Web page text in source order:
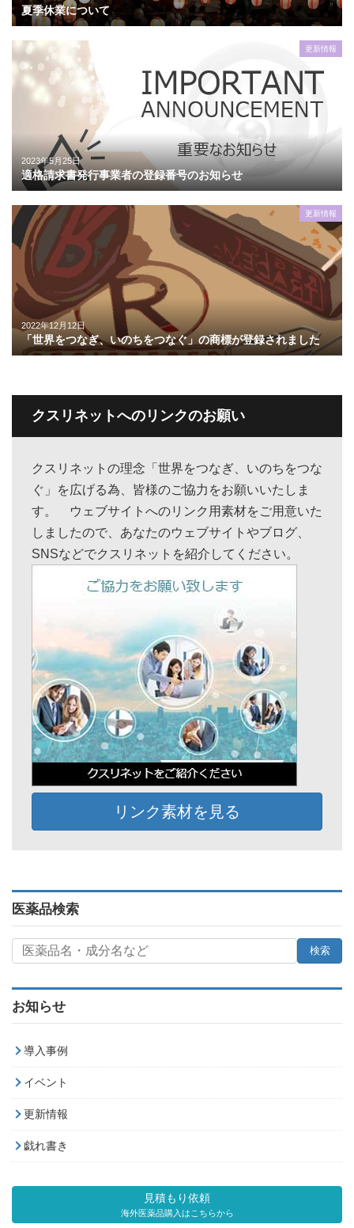
夏季休業について
更新情報
2023年5月25日
適格請求書発行事業者の登録番号のお知らせ
更新情報
2022年12月12日
「世界をつなぎ、いのちをつなぐ」の商標が登録されました
クスリネットへのリンクのお願い
クスリネットの理念「世界をつなぎ、いのちをつな
ぐ」を広げる為、皆様のご協力をお願いいたしま
す。 ウェブサイトへのリンク用素材をご用意いた
しましたので、あなたのウェブサイトやブログ、
SNSなどでクスリネットを紹介してください。
リンク素材を見る
医薬品検索
お知らせ
導入事例
イベント
更新情報
戯れ書き
見積もり依頼
海外医薬品購入はこちらから